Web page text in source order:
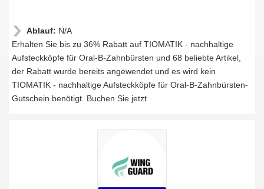
Ablauf: N/A
Erhalten Sie bis zu 36% Rabatt auf TIOMATIK - nachhaltige
Aufsteckköpfe für Oral-B-Zahnbürsten und 68 beliebte Artikel,
der Rabatt wurde bereits angewendet und es wird kein
TIOMATIK - nachhaltige Aufsteckköpfe für Oral-B-Zahnbürsten-
Gutschein benötigt. Buchen Sie jetzt